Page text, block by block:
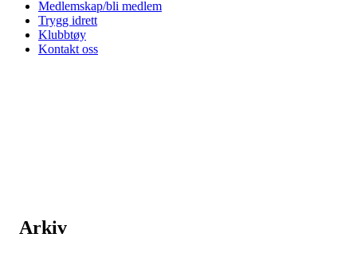
Medlemskap/bli medlem
Trygg idrett
Klubbtøy
Kontakt oss
Arkiv